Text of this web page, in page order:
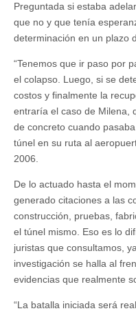
Preguntada si estaba
que no y que tenía
determinación en un plazo
“Tenemos que ir paso por
el colapso. Luego, si se
costos y finalmente la
entraría el caso de Milena,
de concreto cuando
túnel en su ruta al
2006.
De lo actuado hasta el
generado citaciones a las
construcción, pruebas,
el túnel mismo. Eso es lo
juristas que consultamos,
investigación se halla al
evidencias que realmente
“La batalla iniciada será